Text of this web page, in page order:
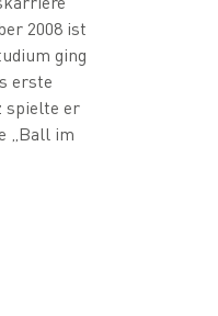
2008 ist
ging
erste
spielte er
„Ball im